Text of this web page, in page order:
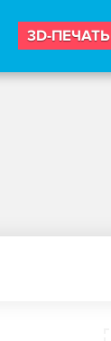
3D-ПЕЧАТЬ